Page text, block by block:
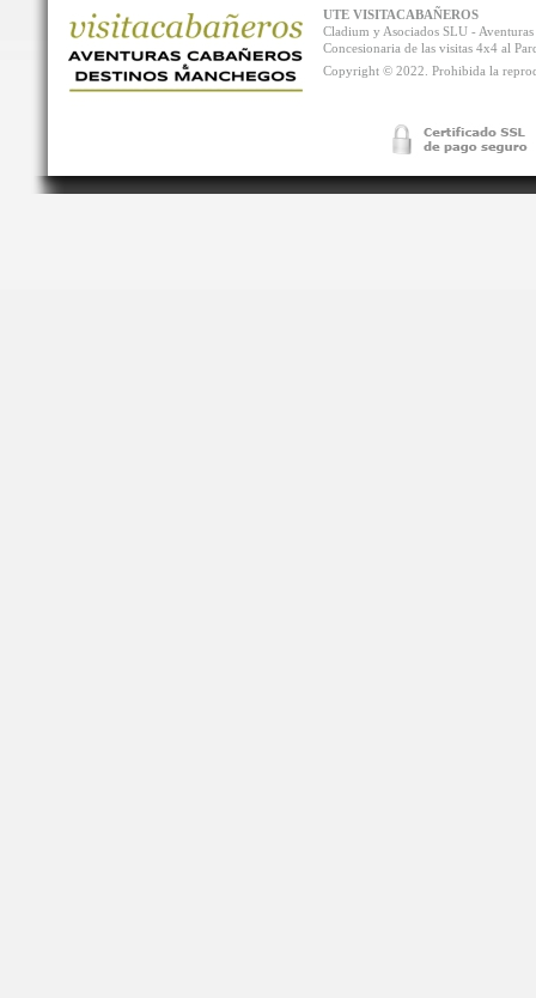
UTE VISITACABAÑEROS
Cladium y Asociados SLU -
Concesionaria de las visitas 4x4 al
Copyright © 2022. Prohibida la